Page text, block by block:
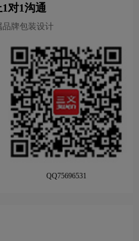
对1沟通
牌包装设计
QQ75696531